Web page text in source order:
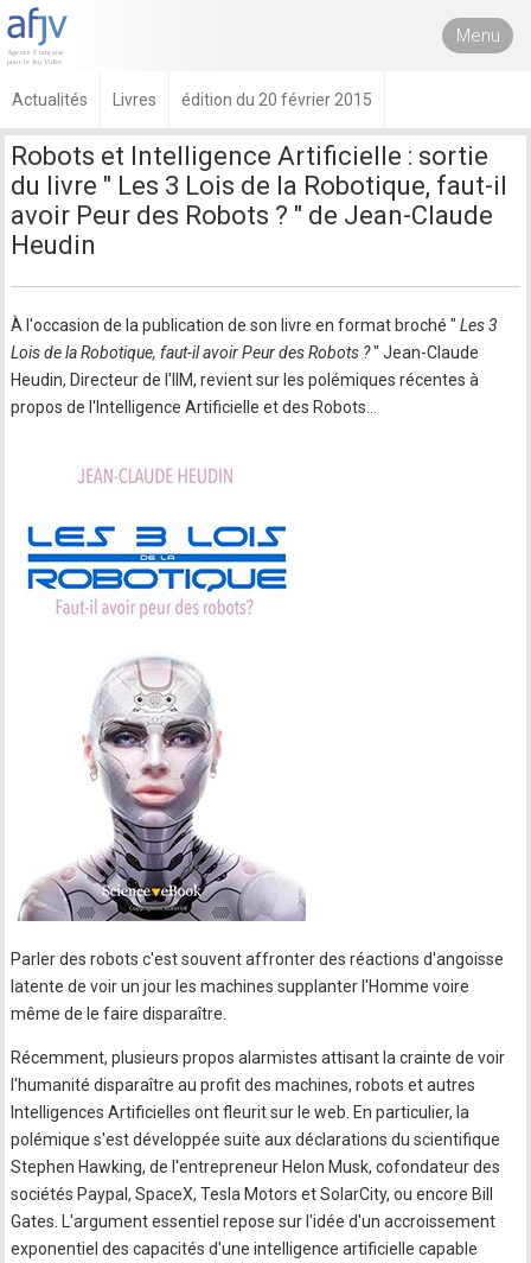
Menu
Actualités Livres édition du 20 février 2015
Robots et Intelligence Artificielle : sortie
du livre " Les 3 Lois de la Robotique, faut-il
avoir Peur des Robots ? " de Jean-Claude
Heudin
À l'occasion de la publication de son livre en format broché " Les 3
Lois de la Robotique, faut-il avoir Peur des Robots ?" Jean-Claude
Heudin, Directeur de l'IIM, revient sur les polémiques récentes à
propos de l'Intelligence Artificielle et des Robots…
Parler des robots c'est souvent affronter des réactions d'angoisse
latente de voir un jour les machines supplanter l'Homme voire
même de le faire disparaître.
Récemment, plusieurs propos alarmistes attisant la crainte de voir
l'humanité disparaître au profit des machines, robots et autres
Intelligences Artificielles ont fleurit sur le web. En particulier, la
polémique s'est développée suite aux déclarations du scientifique
Stephen Hawking, de l'entrepreneur Helon Musk, cofondateur des
sociétés Paypal, SpaceX, Tesla Motors et SolarCity, ou encore Bill
Gates. L'argument essentiel repose sur l'idée d'un accroissement
exponentiel des capacités d'une intelligence artificielle capable